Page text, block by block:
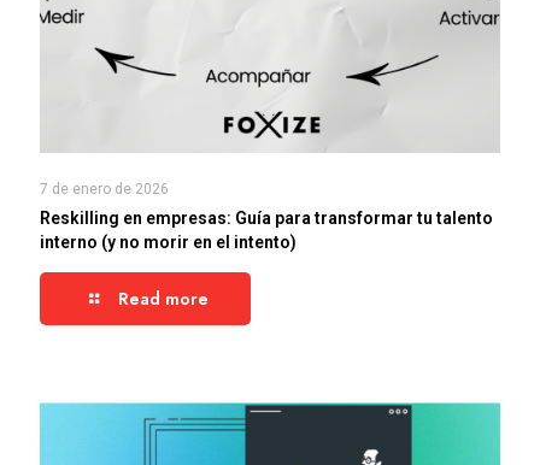
7 de enero de 2026
Reskilling en empresas: Guía para transformar tu talento
interno (y no morir en el intento)
Read more